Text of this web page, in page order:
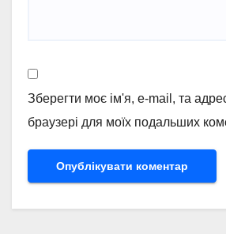
Зберегти моє ім'я, e-mail, та
браузері для моїх подальших